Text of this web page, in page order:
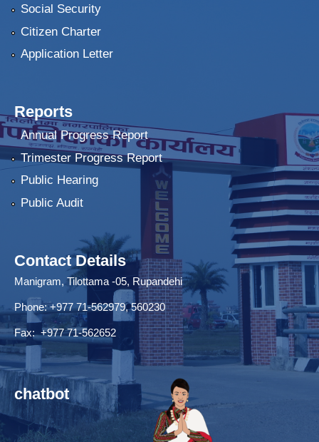
Social Security
Citizen Charter
Application Letter
Reports
Annual Progress Report
Trimester Progress Report
Public Hearing
Public Audit
Contact Details
Manigram, Tilottama -05, Rupandehi
Phone: +977 71-562979, 560230
Fax: +977 71-562652
chatbot